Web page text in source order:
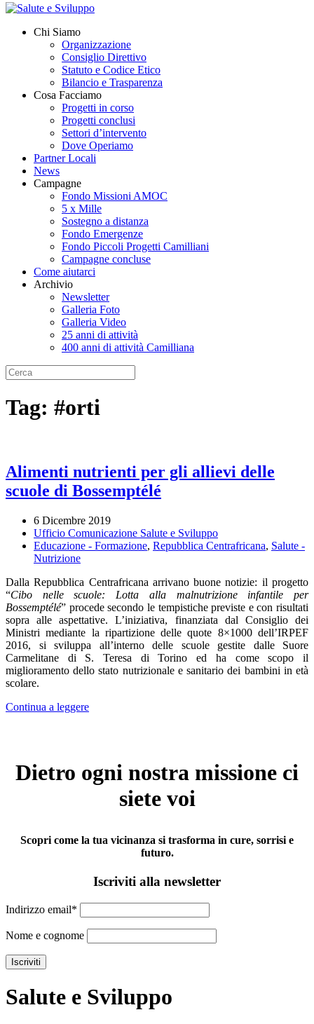
Chi Siamo
Organizzazione
Consiglio Direttivo
Statuto e Codice Etico
Bilancio e Trasparenza
Cosa Facciamo
Progetti in corso
Progetti conclusi
Settori d’intervento
Dove Operiamo
Partner Locali
News
Campagne
Fondo Missioni AMOC
5 x Mille
Sostegno a distanza
Fondo Emergenze
Fondo Piccoli Progetti Camilliani
Campagne concluse
Come aiutarci
Archivio
Newsletter
Galleria Foto
Galleria Video
25 anni di attività
400 anni di attività Camilliana
Tag: #orti
Alimenti nutrienti per gli allievi delle
scuole di Bossemptélé
6 Dicembre 2019
Ufficio Comunicazione Salute e Sviluppo
Educazione - Formazione, Repubblica Centrafricana, Salute -
Nutrizione
Dalla Repubblica Centrafricana arrivano buone notizie: il progetto
“Cibo nelle scuole:
Lotta alla malnutrizione infantile per
Bossemptélé” procede secondo le tempistiche previste e con risultati
sopra alle aspettative. L’iniziativa, finanziata dal Consiglio dei
Ministri mediante la ripartizione delle quote 8×1000 dell’IRPEF
2016, si sviluppa all’interno delle scuole gestite dalle Suore
Carmelitane di S. Teresa di Torino ed ha come scopo il
miglioramento dello stato nutrizionale e sanitario dei bambini in età
scolare.
Continua a leggere
Dietro ogni nostra missione ci
siete voi
Scopri come la tua vicinanza si trasforma in cure, sorrisi e
futuro.
Iscriviti alla newsletter
Indirizzo email*
Nome e cognome
Salute e Sviluppo